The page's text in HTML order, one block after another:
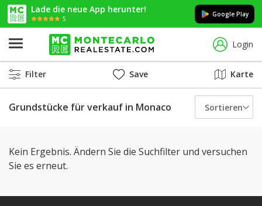
Lade die neue App herunter!
5
Google Play
Login
Filter Save Karte
Grundstücke für verkauf in Monaco Sortieren
Kein Ergebnis. Ändern Sie die Suchfilter und versuchen
Sie es erneut.